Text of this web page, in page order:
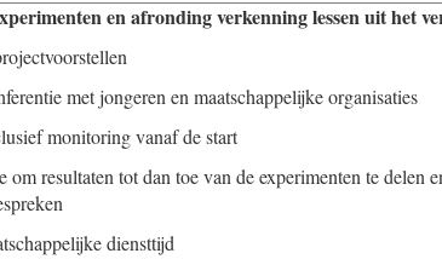
en afronding verkenning lessen uit het
met jongeren en maatschappelijke organisaties
monitoring vanaf de start
om resultaten tot dan toe van de experimenten te delen
diensttijd